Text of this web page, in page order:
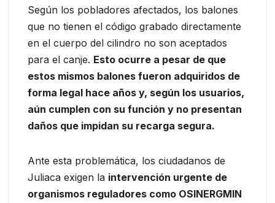
Según los pobladores afectados, los balones
que no tienen el código grabado directamente
en el cuerpo del cilindro no son aceptados
para el canje. Esto ocurre a pesar de que
estos mismos balones fueron adquiridos de
forma legal hace años y, según los usuarios,
aún cumplen con su función y no presentan
daños que impidan su recarga segura.
Ante esta problemática, los ciudadanos de
Juliaca exigen la intervención urgente de
organismos reguladores como OSINERGMIN